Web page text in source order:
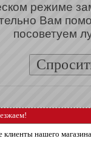
клиенты нашего
режиме
Вам
посоветуем